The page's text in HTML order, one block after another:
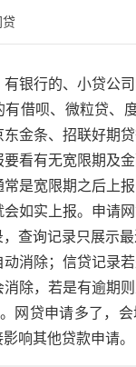
贷
有银行的、小贷公
有借呗、微粒贷、
金条、招联好期
看有无宽限期及
是宽限期之后上
如实上报。申请
查询记录只展示
消除；信贷记录
除，若是有逾期
网贷申请多了，
响其他贷款申请。